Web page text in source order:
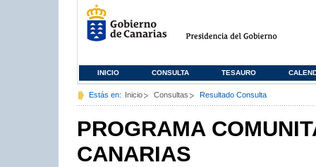
INICIO CONSULTA TESAURO
Estás en: Inicio Consultas Resultado Consulta
PROGRAMA
CANARIAS